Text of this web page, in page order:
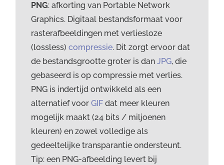
PNG: afkorting van Portable Network
Graphics. Digitaal bestandsformaat voor
rasterafbeeldingen met verliesloze
(lossless)compressie. Dit zorgt ervoor dat
de bestandsgrootte groter is danJPG, die
gebaseerd is op compressie met verlies.
PNG is indertijd ontwikkeld als een
alternatief voorGIF dat meer kleuren
mogelijk maakt (24 bits / miljoenen
kleuren) en zowel volledige als
gedeeltelijke transparantie ondersteunt.
Tip: een PNG-afbeelding levert bij